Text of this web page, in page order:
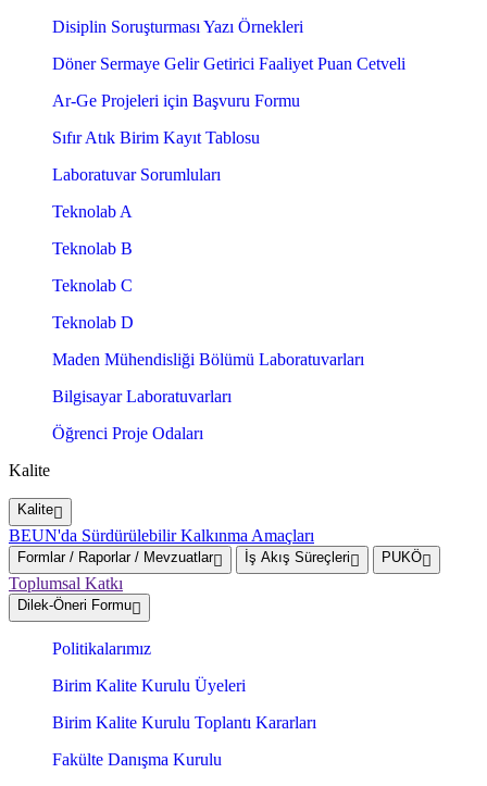
Disiplin Soruşturması Yazı Örnekleri
Döner Sermaye Gelir Getirici Faaliyet Puan Cetveli
Ar-Ge Projeleri için Başvuru Formu
Sıfır Atık Birim Kayıt Tablosu
Laboratuvar Sorumluları
Teknolab A
Teknolab B
Teknolab C
Teknolab D
Maden Mühendisliği Bölümü Laboratuvarları
Bilgisayar Laboratuvarları
Öğrenci Proje Odaları
Kalite
Kalite
BEUN'da Sürdürülebilir Kalkınma Amaçları
Formlar / Raporlar / Mevzuatlar İş Akış Süreçleri PUKÖ
Toplumsal Katkı
Dilek-Öneri Formu
Politikalarımız
Birim Kalite Kurulu Üyeleri
Birim Kalite Kurulu Toplantı Kararları
Fakülte Danışma Kurulu